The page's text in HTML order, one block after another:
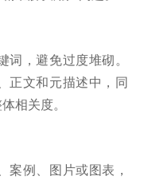
，避免过度堆砌。
正文和元描述中，同
相关度。
案例、图片或图表，